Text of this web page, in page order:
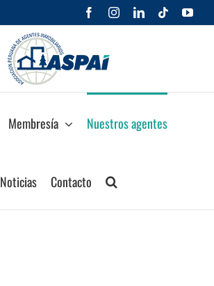
FacebookInstagramLinkedIn
Tiktok
Membresía Nuestros agentes
Noticias Contacto